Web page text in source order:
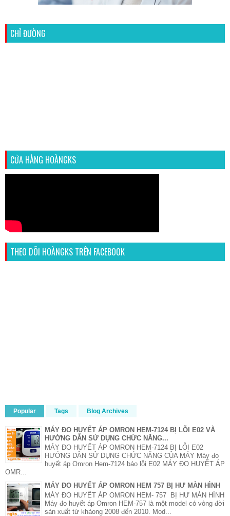
CHỈ ĐƯỜNG
CỬA HÀNG HOÀNGKS
THEO DÕI HOÀNGKS TRÊN FACEBOOK
Popular Tags Blog Archives
MÁY ĐO HUYẾT ÁP OMRON HEM-7124 BỊ LỖI E02 VÀ
HƯỚNG DẪN SỬ DỤNG CHỨC NĂNG...
MÁY ĐO HUYẾT ÁP OMRON HEM-7124 BỊ LỖI E02
HƯỚNG DẪN SỬ DỤNG CHỨC NĂNG CỦA MÁY Máy đo
huyết áp Omron Hem-7124 báo lỗi E02 MÁY ĐO HUYẾT ÁP
OMR...
MÁY ĐO HUYẾT ÁP OMRON HEM 757 BỊ HƯ MÀN HÌNH
MÁY ĐO HUYẾT ÁP OMRON HEM- 757 BỊ HƯ MÀN HÌNH
Máy đo huyết áp Omron HEM-757 là một model có vòng đời
sản xuất từ khảong 2008 đến 2010. Mod...